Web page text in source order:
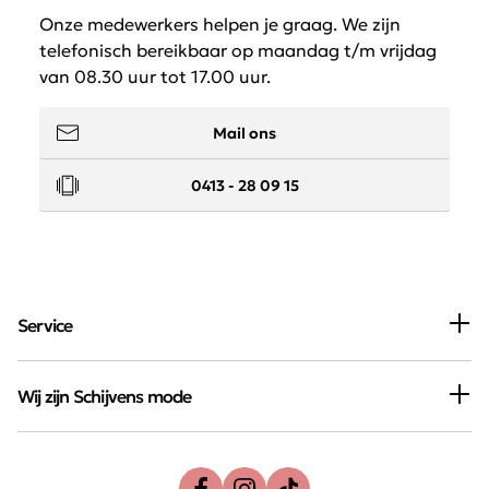
leo.
Onze medewerkers helpen je graag. We zijn
telefonisch bereikbaar op maandag t/m vrijdag
van 08.30 uur tot 17.00 uur.
Mail ons
0413 - 28 09 15
Service
Wij zijn Schijvens mode